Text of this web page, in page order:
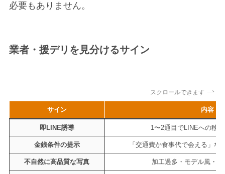
必要もありません。
業者・援デリを見分けるサイン
スクロールできます
サイン 内容
即LINE誘導 1〜2通目でLINEへの移
金銭条件の提示 「交通費か食事代で会える」な
不自然に高品質な写真 加工過多・モデル風・